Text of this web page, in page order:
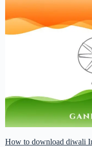
How to download diwali